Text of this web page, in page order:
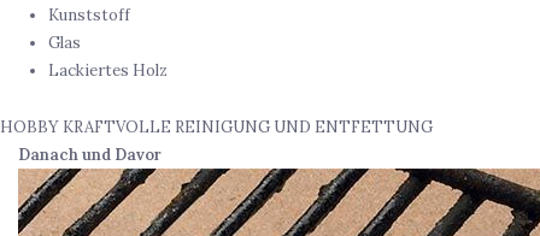
Kunststoff
Glas
Lackiertes Holz
HOBBY KRAFTVOLLE REINIGUNG UND ENTFETTUNG
Danach und Davor